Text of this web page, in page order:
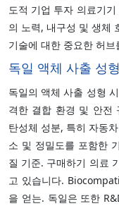
도적 기업 투자 의료기
의 노력, 내구성 및 생체
기술에 대한 중요한 허
독일 액체 사출 성
독일의 액체 사출 성형
격한 결합 환경 및 안전
탄성체 성분, 특히 자동
소 및 정밀도를 포함한
질 기준. 구매하기 의료
고 있습니다.
을 얻는. 독일은 또한